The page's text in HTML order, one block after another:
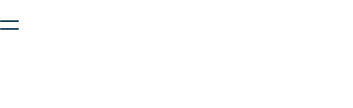
безопасную работу с сайтом. Пожалуйста